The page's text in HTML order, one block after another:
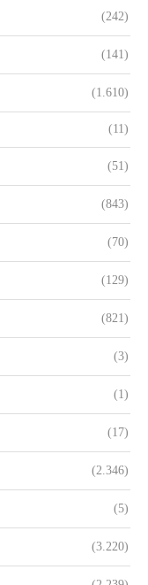
(242)
(141)
(1.610)
(11)
(51)
(843)
(70)
(129)
(821)
(3)
(1)
(17)
(2.346)
(5)
(3.220)